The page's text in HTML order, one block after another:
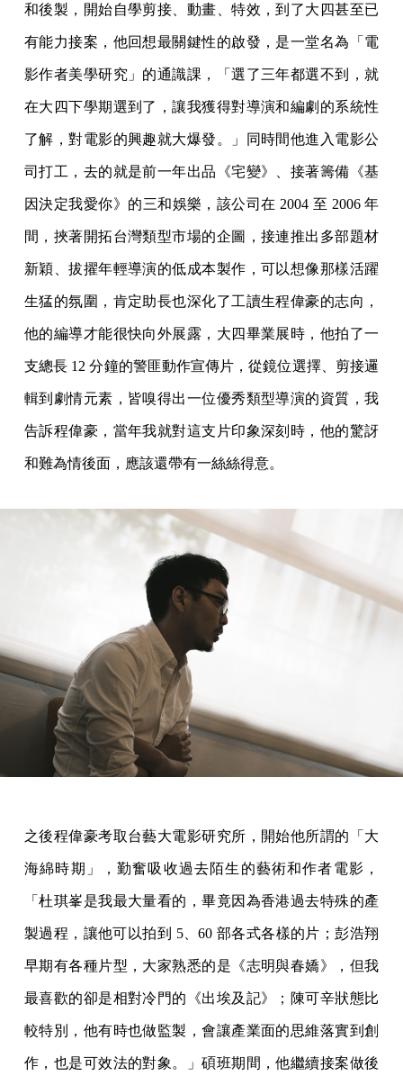
和後製，開始自學剪接、動畫、特效，到了大四甚至已
有能力接案，他回想最關鍵性的啟發，是一堂名為「電
影作者美學研究」的通識課，「選了三年都選不到，就
在大四下學期選到了，讓我獲得對導演和編劇的系統性
了解，對電影的興趣就大爆發。」同時間他進入電影公
司打工，去的就是前一年出品《宅變》、接著籌備《基
因決定我愛你》的三和娛樂，該公司在 2004 至 2006 年
間，挾著開拓台灣類型市場的企圖，接連推出多部題材
新穎、拔擢年輕導演的低成本製作，可以想像那樣活躍
生猛的氛圍，肯定助長也深化了工讀生程偉豪的志向，
他的編導才能很快向外展露，大四畢業展時，他拍了一
支總長 12 分鐘的警匪動作宣傳片，從鏡位選擇、剪接邏
輯到劇情元素，皆嗅得出一位優秀類型導演的資質，我
告訴程偉豪，當年我就對這支片印象深刻時，他的驚訝
和難為情後面，應該還帶有一絲絲得意。
之後程偉豪考取台藝大電影研究所，開始他所謂的「大
海綿時期」，勤奮吸收過去陌生的藝術和作者電影，
「杜琪峯是我最大量看的，畢竟因為香港過去特殊的產
製過程，讓他可以拍到 5、60 部各式各樣的片；彭浩翔
早期有各種片型，大家熟悉的是《志明與春嬌》，但我
最喜歡的卻是相對冷門的《出埃及記》；陳可辛狀態比
較特別，他有時也做監製，會讓產業面的思維落實到創
作，也是可效法的對象。」碩班期間，他繼續接案做後